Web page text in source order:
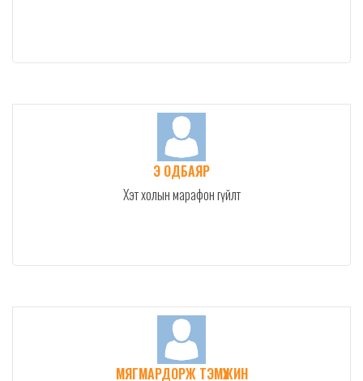
Э ОДБАЯР
Хэт холын марафон гүйлт
МЯГМАРДОРЖ ТЭМҮҮЖИН